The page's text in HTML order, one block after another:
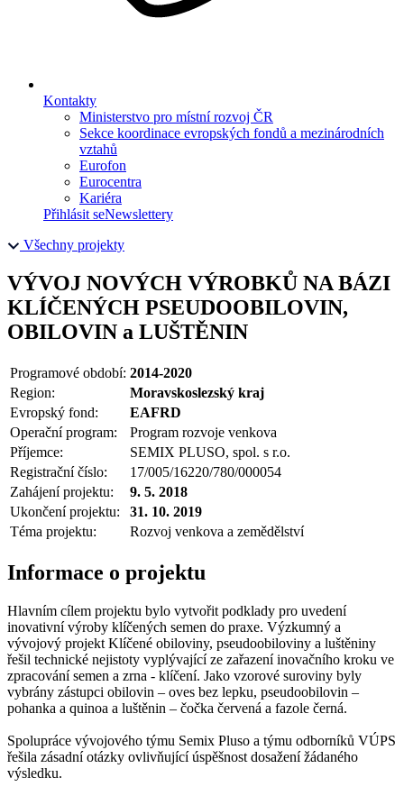
Kontakty
Ministerstvo pro místní rozvoj ČR
Sekce koordinace evropských fondů a mezinárodních
vztahů
Eurofon
Eurocentra
Kariéra
Přihlásit seNewslettery
Všechny projekty
VÝVOJ NOVÝCH VÝROBKŮ NA BÁZI
KLÍČENÝCH PSEUDOOBILOVIN,
OBILOVIN a LUŠTĚNIN
Programové období: 2014-2020
Region:
Moravskoslezský kraj
Evropský fond:
EAFRD
Operační program:
Program rozvoje venkova
Příjemce:
SEMIX PLUSO, spol. s r.o.
Registrační číslo:
17/005/16220/780/000054
Zahájení projektu:
9. 5. 2018
Ukončení projektu:
31. 10. 2019
Téma projektu:
Rozvoj venkova a zemědělství
Informace o projektu
Hlavním cílem projektu bylo vytvořit podklady pro uvedení
inovativní výroby klíčených semen do praxe. Výzkumný a
vývojový projekt Klíčené obiloviny, pseudoobiloviny a luštěniny
řešil technické nejistoty vyplývající ze zařazení inovačního kroku ve
zpracování semen a zrna - klíčení. Jako vzorové suroviny byly
vybrány zástupci obilovin – oves bez lepku, pseudoobilovin –
pohanka a quinoa a luštěnin – čočka červená a fazole černá.
Spolupráce vývojového týmu Semix Pluso a týmu odborníků VÚPS
řešila zásadní otázky ovlivňující úspěšnost dosažení žádaného
výsledku.